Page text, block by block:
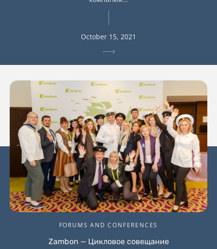
October 15, 2021
FORUMS AND CONFERENCES
Zambon — Цикловое совещание